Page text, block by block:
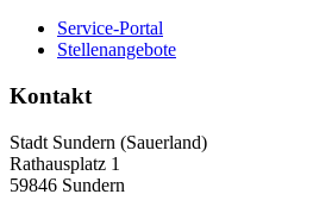
Service-Portal
Stellenangebote
Kontakt
Stadt Sundern (Sauerland)
Rathausplatz 1
59846 Sundern